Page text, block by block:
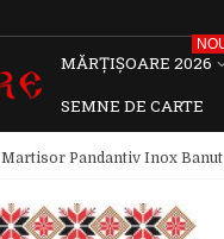
MĂRȚIȘOARE 2026
SEMNE DE CARTE
Martisor Pandantiv Inox